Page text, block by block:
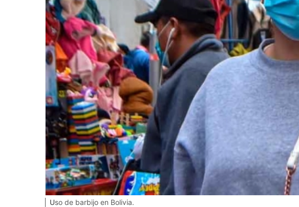
Uso de barbijo en Bolivia.